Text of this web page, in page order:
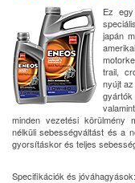
Ez
japán
trail,
nyújt
minden vezetési körülmény
nélküli sebességváltást és a
gyorsításkor és teljes
Specifikációk és jóváhagyások: